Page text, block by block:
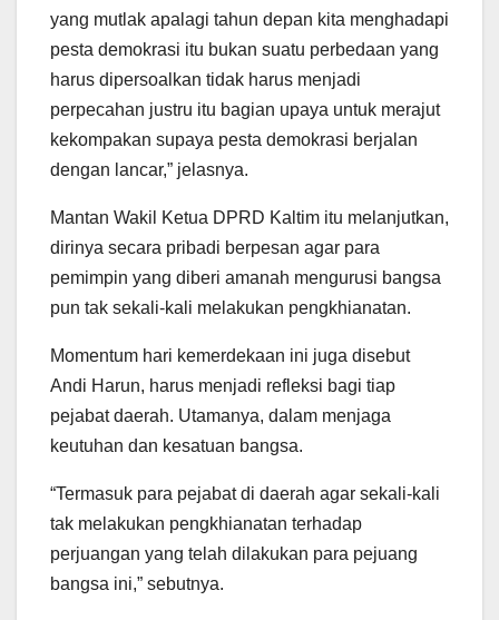
yang mutlak apalagi tahun depan kita menghadapi
pesta demokrasi itu bukan suatu perbedaan yang
harus dipersoalkan tidak harus menjadi
perpecahan justru itu bagian upaya untuk merajut
kekompakan supaya pesta demokrasi berjalan
dengan lancar,” jelasnya.
Mantan Wakil Ketua DPRD Kaltim itu melanjutkan,
dirinya secara pribadi berpesan agar para
pemimpin yang diberi amanah mengurusi bangsa
pun tak sekali-kali melakukan pengkhianatan.
Momentum hari kemerdekaan ini juga disebut
Andi Harun, harus menjadi refleksi bagi tiap
pejabat daerah. Utamanya, dalam menjaga
keutuhan dan kesatuan bangsa.
“Termasuk para pejabat di daerah agar sekali-kali
tak melakukan pengkhianatan terhadap
perjuangan yang telah dilakukan para pejuang
bangsa ini,” sebutnya.